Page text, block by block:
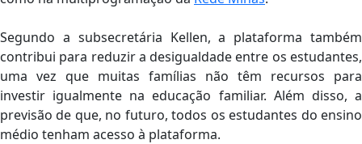
Segundo a subsecretária Kellen, a plataforma também
contribui para reduzir a desigualdade entre os estudantes,
uma vez que muitas famílias não têm recursos para
investir igualmente na educação familiar. Além disso, a
previsão de que, no futuro, todos os estudantes do ensino
médio tenham acesso à plataforma.